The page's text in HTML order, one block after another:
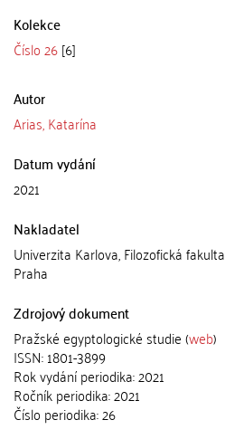
Kolekce
Číslo 26[6]
Autor
Arias, Katarína
Datum vydání
2021
Nakladatel
Univerzita Karlova, Filozofická fakulta
Praha
Zdrojový dokument
Pražské egyptologické studie (web)
ISSN: 1801-3899
Rok vydání periodika: 2021
Ročník periodika: 2021
Číslo periodika: 26